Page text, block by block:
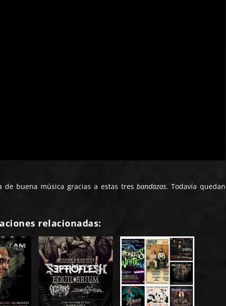
de buena música gracias a estas tresbandazas. Todavía quedan
relacionadas: